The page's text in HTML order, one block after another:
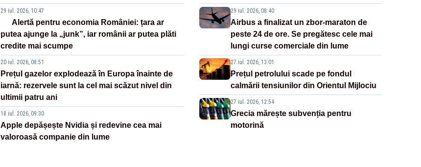
29 iul. 2026, 10:47
Alertă pentru economia României: țara ar
putea ajunge la „junk”, iar românii ar putea plăti
credite mai scumpe
20 iul. 2026, 08:51
Prețul gazelor explodează în Europa înainte de
iarnă: rezervele sunt la cel mai scăzut nivel din
ultimii patru ani
18 iul. 2026, 09:30
Apple depășește Nvidia și redevine cea mai
valoroasă companie din lume
29 iul. 2026, 08:40
Airbus a finalizat un zbor-maraton de
peste 24 de ore. Se pregătesc cele mai
lungi curse comerciale din lume
27 iul. 2026, 13:01
Prețul petrolului scade pe fondul
calmării tensiunilor din Orientul Mijlociu
27 iul. 2026, 12:54
Grecia mărește subvenția pentru
motorină